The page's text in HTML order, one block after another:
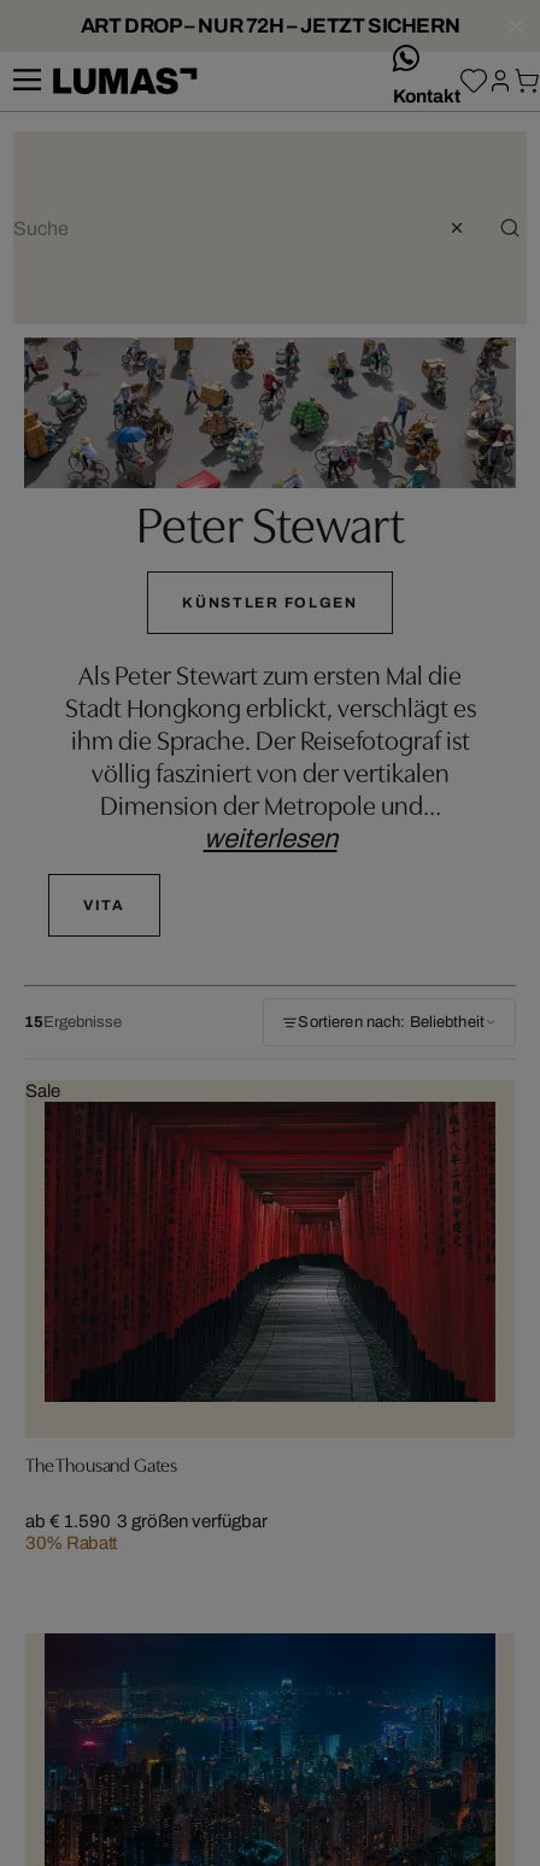
ART DROP – NUR 72H – JETZT SICHERN
Kontakt
Peter Stewart
KÜNSTLER FOLGEN
Als Peter Stewart zum ersten Mal die
Stadt Hongkong erblickt, verschlägt es
ihm die Sprache. Der Reisefotograf ist
völlig fasziniert von der vertikalen
Dimension der Metropole und…
weiterlesen
VITA
15Ergebnisse Sortieren nach: Beliebtheit
Sale
The Thousand Gates
ab € 1.590
30% Rabatt
3 größen verfügbar